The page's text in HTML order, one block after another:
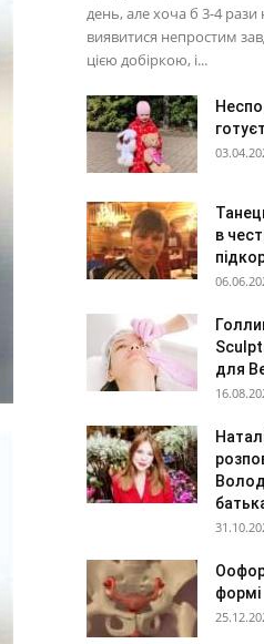
день, але хоча б 3-4
виявитися непростим
цією добіркою, і...
в
для
формі